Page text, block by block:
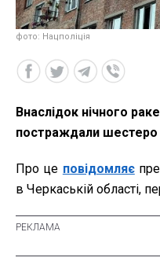
фото: Нацполіція
Внаслідок нічного
постраждали шестеро
Про це повідомляє
в Черкаській області,